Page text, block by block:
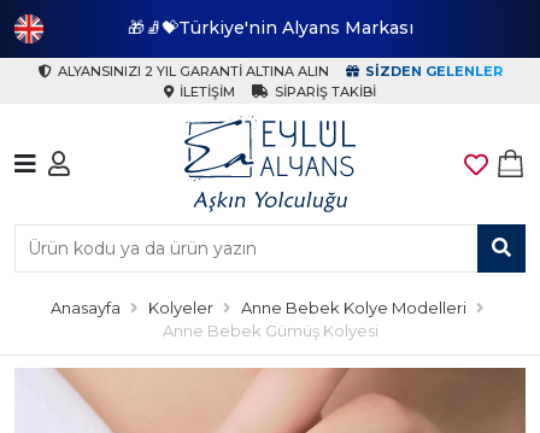
🎁🧦💝Türkiye'nin Alyans Markası
ALYANSINIZI 2 YIL GARANTI ALTINA ALIN
SIZDEN GELENLER
İLETIŞIM
SIPARIŞ TAKIBI
Anasayfa Kolyeler
Anne Bebek Kolye Modelleri
Anne Bebek Gümüş Kolyesi